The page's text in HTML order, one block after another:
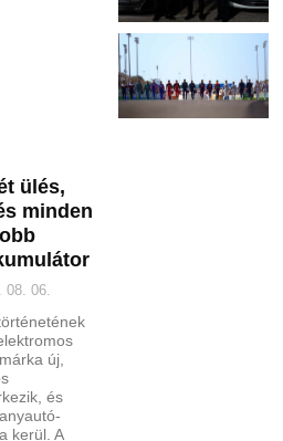
ülés,
minden
08. 06.
új,
és
kerül. A